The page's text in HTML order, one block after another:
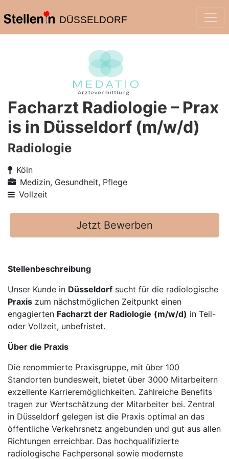
DÜSSELDORF
Facharzt Radiologie – Prax
is in Düsseldorf (m/w/d)
Radiologie
Köln
Medizin, Gesundheit, Pflege
Vollzeit
Jetzt Bewerben
Stellenbeschreibung
Unser Kunde in Düsseldorf sucht für die radiologische
Praxis zum nächstmöglichen Zeitpunkt einen
engagierten Facharzt der Radiologie (m/w/d) in Teil-
oder Vollzeit, unbefristet.
Über die Praxis
Die renommierte Praxisgruppe, mit über 100
Standorten bundesweit, bietet über 3000 Mitarbeitern
exzellente Karrieremöglichkeiten. Zahlreiche Benefits
tragen zur Wertschätzung der Mitarbeiter bei. Zentral
in Düsseldorf gelegen ist die Praxis optimal an das
öffentliche Verkehrsnetz angebunden und gut aus allen
Richtungen erreichbar. Das hochqualifizierte
radiologische Fachpersonal sowie modernste